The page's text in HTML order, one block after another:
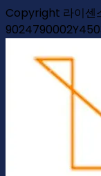
Copyright 라이센